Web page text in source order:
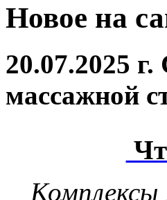
Новое на
20.07.2025
массажной
Комплексы